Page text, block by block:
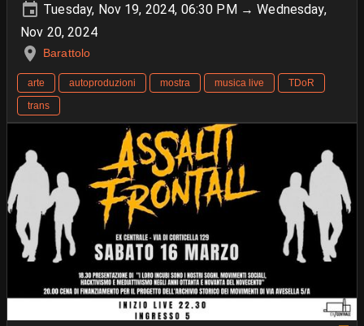
Tuesday, Nov 19, 2024, 06:30 PM → Wednesday,
Nov 20, 2024
Barattolo
arte autoproduzioni mostra musica live
TDoR
trans